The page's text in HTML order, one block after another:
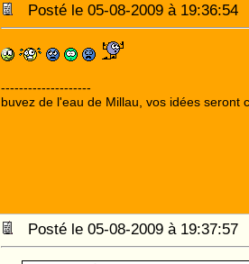
Posté le 05-08-2009 à
--------------------
buvez de l'eau de Millau, vos idées seront
Posté le 05-08-2009 à